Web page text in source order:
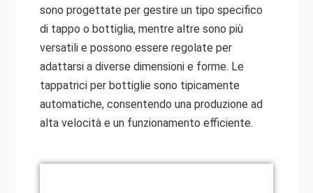
sono progettate per gestire un tipo specifico
di tappo o bottiglia, mentre altre sono più
versatili e possono essere regolate per
adattarsi a diverse dimensioni e forme. Le
tappatrici per bottiglie sono tipicamente
automatiche, consentendo una produzione ad
alta velocità e un funzionamento efficiente.